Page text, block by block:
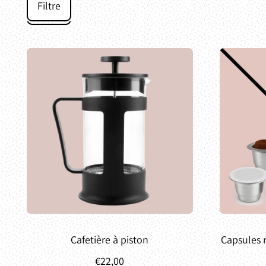
Filtre
Cafetière à piston
€22,00
Capsules